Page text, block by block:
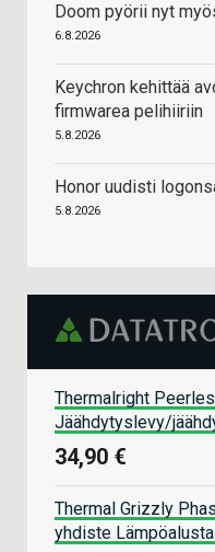
Doom pyörii nyt
6.8.2026
Keychron kehittää
firmwarea pelihiiriin
5.8.2026
Honor uudisti
5.8.2026
Thermalright
Jäähdytyslevy/
34,90 €
Thermal Grizzly
yhdiste